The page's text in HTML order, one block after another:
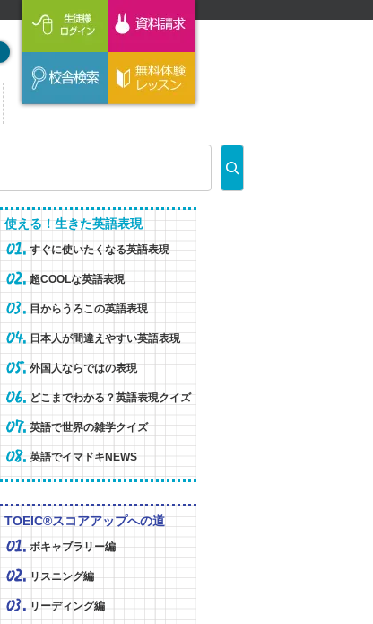
使える！生きた英語表現
すぐに使いたくなる英語表現
超COOLな英語表現
目からうろこの英語表現
日本人が間違えやすい英語表現
外国人ならではの表現
どこまでわかる？英語表現クイズ
英語で世界の雑学クイズ
英語でイマドキNEWS
TOEIC®スコアアップへの道
ボキャブラリー編
リスニング編
リーディング編